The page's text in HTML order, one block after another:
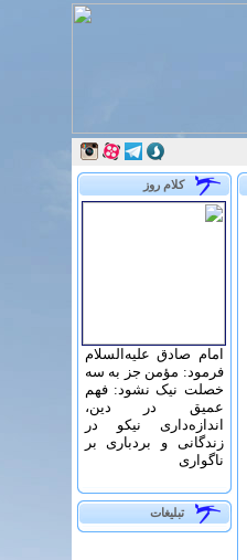
کلام روز
امام صادق علیه‌السلام
فرمود: مؤمن جز به سه
خصلت نیک نشود: فهم
عمیق در دین،
اندازه‌دارى نیکو در
زندگانى و بردبارى بر
ناگوارى
تبلیغات